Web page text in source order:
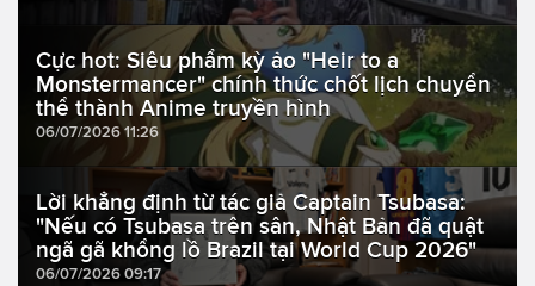
Cực hot: Siêu phẩm kỳ ảo "Heir to a
Monstermancer" chính thức chốt lịch chuyển
thể thành Anime truyền hình
06/07/2026 11:26
Lời khẳng định từ tác giả Captain Tsubasa:
"Nếu có Tsubasa trên sân, Nhật Bản đã quật
ngã gã khổng lồ Brazil tại World Cup 2026"
06/07/2026 09:17